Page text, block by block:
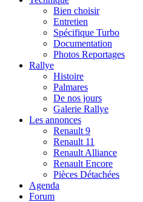
Bien choisir
Entretien
Spécifique Turbo
Documentation
Photos Reportages
Rallye
Histoire
Palmares
De nos jours
Galerie Rallye
Les annonces
Renault 9
Renault 11
Renault Alliance
Renault Encore
Pièces Détachées
Agenda
Forum